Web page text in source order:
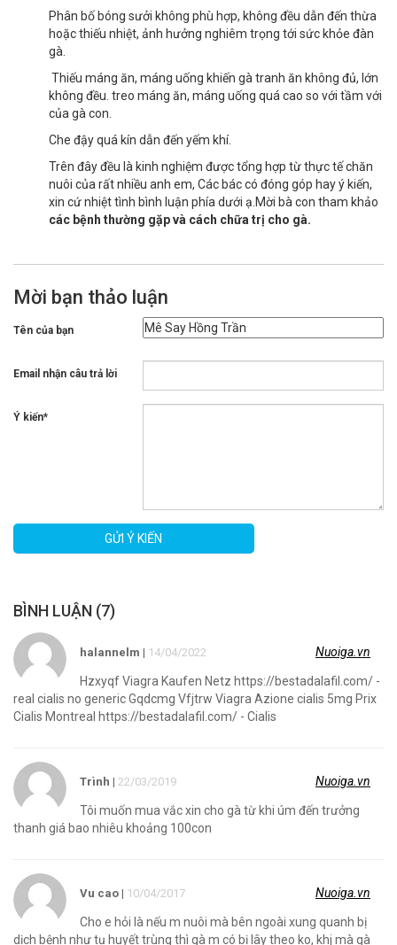
Phân bố bóng sưởi không phù hợp, không đều dẫn đến thừa
hoặc thiếu nhiệt, ảnh hưởng nghiêm trọng tới sức khỏe đàn
gà.
Thiếu máng ăn, máng uống khiến gà tranh ăn không đủ, lớn
không đều. treo máng ăn, máng uống quá cao so với tầm với
của gà con.
Che đậy quá kín dẫn đến yếm khí.
Trên đây đều là kinh nghiệm được tổng hợp từ thực tế chăn
nuôi của rất nhiều anh em, Các bác có đóng góp hay ý kiến,
xin cứ nhiệt tình bình luận phía dưới ạ.Mời bà con tham khảo
các bệnh thường gặp và cách chữa trị cho gà.
Mời bạn thảo luận
Tên của bạn
Email nhận câu trả lời
Ý kiến*
GỬI Ý KIẾN
BÌNH LUẬN (7)
halannelm | 14/04/2022 Nuoiga.vn
Hzxyqf Viagra Kaufen Netz https://bestadalafil.com/ -
real cialis no generic Gqdcmg Vfjtrw Viagra Azione cialis 5mg Prix
Cialis Montreal https://bestadalafil.com/ - Cialis
Trình | 22/03/2019 Nuoiga.vn
Tôi muốn mua vắc xin cho gà từ khi úm đến trưởng
thanh giá bao nhiêu khoảng 100con
Vu cao | 10/04/2017 Nuoiga.vn
Cho e hỏi là nếu m nuôi mà bên ngoài xung quanh bị
dịch bệnh như tụ huyết trùng thì gà m có bị lây theo ko, khj mà gà